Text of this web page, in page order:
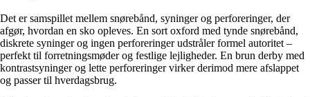
Det er samspillet mellem snørebånd, syninger og perforeringer, der
afgør, hvordan en sko opleves. En sort oxford med tynde snørebånd,
diskrete syninger og ingen perforeringer udstråler formel autoritet –
perfekt til forretningsmøder og festlige lejligheder. En brun derby med
kontrastsyninger og lette perforeringer virker derimod mere afslappet
og passer til hverdagsbrug.